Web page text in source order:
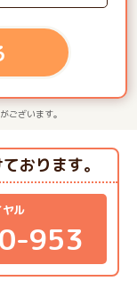
ございます。
ル
953
おります。